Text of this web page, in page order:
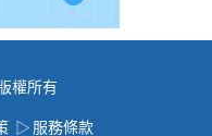
權所有
服務條款